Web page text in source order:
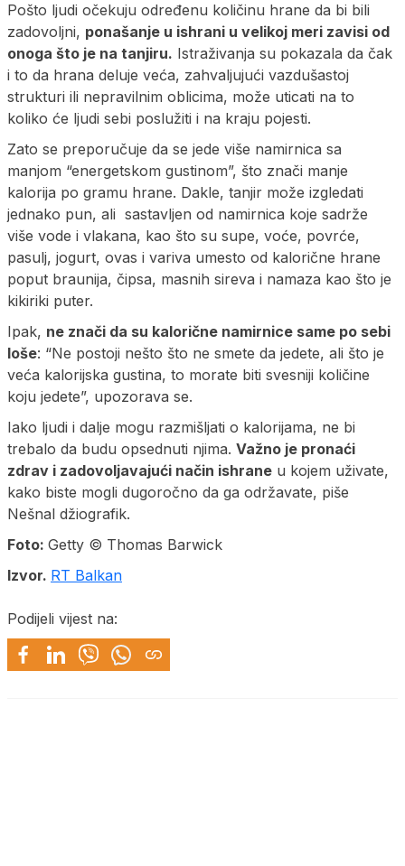
Pošto ljudi očekuju određenu količinu hrane da bi bili
zadovoljni, ponašanje u ishrani u velikoj meri zavisi od
onoga što je na tanjiru. Istraživanja su pokazala da čak
i to da hrana deluje veća, zahvaljujući vazdušastoj
strukturi ili nepravilnim oblicima, može uticati na to
koliko će ljudi sebi poslužiti i na kraju pojesti.
Zato se preporučuje da se jede više namirnica sa
manjom “energetskom gustinom”, što znači manje
kalorija po gramu hrane. Dakle, tanjir može izgledati
jednako pun, ali sastavljen od namirnica koje sadrže
više vode i vlakana, kao što su supe, voće, povrće,
pasulj, jogurt, ovas i variva umesto od kalorične hrane
poput braunija, čipsa, masnih sireva i namaza kao što je
kikiriki puter.
Ipak, ne znači da su kalorične namirnice same po sebi
loše: “Ne postoji nešto što ne smete da jedete, ali što je
veća kalorijska gustina, to morate biti svesniji količine
koju jedete”, upozorava se.
Iako ljudi i dalje mogu razmišljati o kalorijama, ne bi
trebalo da budu opsednuti njima. Važno je pronaći
zdrav i zadovoljavajući način ishrane u kojem uživate,
kako biste mogli dugoročno da ga održavate, piše
Nešnal džiografik.
Foto: Getty © Thomas Barwick
Izvor. RT Balkan
Podijeli vijest na: